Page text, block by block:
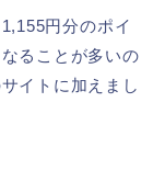
円分のポイ
ることが多いの
イトに加えまし